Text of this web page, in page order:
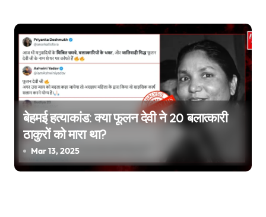
बेहमई हत्याकांड: क्या फूलन देवी ने 20 बलात्कारी
ठाकुरों को मारा था?
Mar 13, 2025